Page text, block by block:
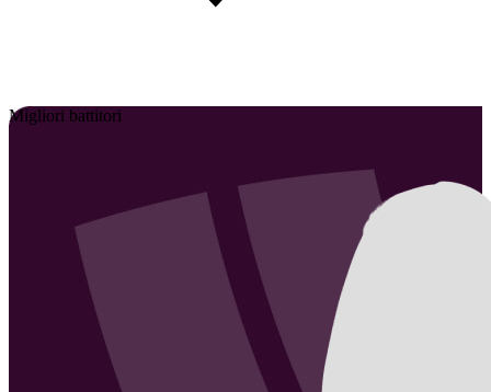
Migliori battitori